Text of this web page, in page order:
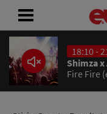
18:10 -
Shimza
Fire Fire
ACASĂ
ȘTIRI